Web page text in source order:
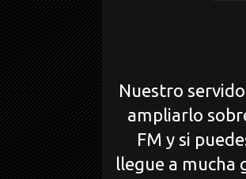
Nuestro
ampliarlo
FM y si
llegue a mucha